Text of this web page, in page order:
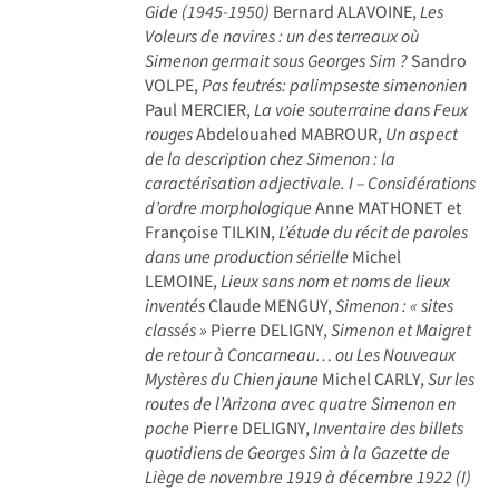
Gide (1945-1950) Bernard ALAVOINE,Les
Voleurs de navires : un des terreaux où
Simenon germait sous Georges Sim ?Sandro
VOLPE,Pas feutrés: palimpseste simenonien
Paul MERCIER,La voie souterraine dans Feux
rougesAbdelouahed MABROUR,Un aspect
de la description chez Simenon : la
caractérisation adjectivale. I – Considérations
d’ordre morphologiqueAnne MATHONET et
Françoise TILKIN,L’étude du récit de paroles
dans une production sérielle Michel
LEMOINE,Lieux sans nom et noms de lieux
inventésClaude MENGUY,Simenon : « sites
classés » Pierre DELIGNY,Simenon et Maigret
de retour à Concarneau… ou Les Nouveaux
Mystères du Chien jaune Michel CARLY,Sur les
routes de l’Arizona avec quatre Simenon en
poche Pierre DELIGNY,Inventaire des billets
quotidiens de Georges Sim à la Gazette de
Liège de novembre 1919 à décembre 1922 (I)